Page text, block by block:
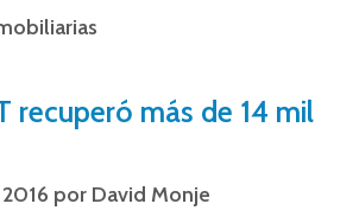
recuperó más de 14 mil
por David Monje